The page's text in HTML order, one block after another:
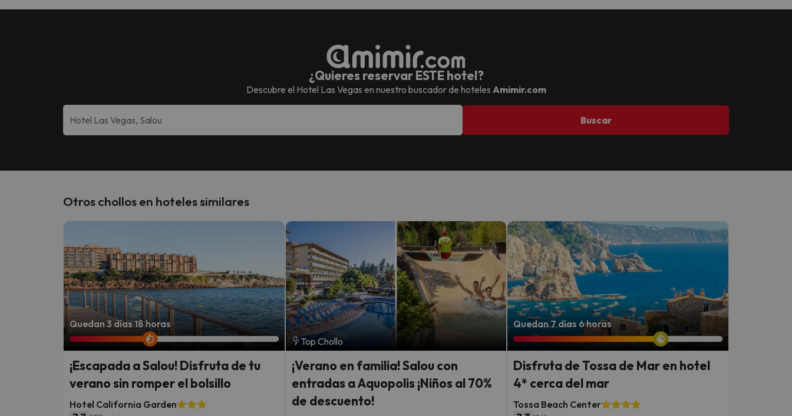
¿Quieres reservar ESTE hotel?
Descubre el Hotel Las Vegas en nuestro buscador de hoteles Amimir.com
Buscar
Otros chollos en hoteles similares
Quedan 3 días 18 horas
¡Escapada a Salou! Disfruta de tu
verano sin romper el bolsillo
Hotel California Garden
Top Chollo
¡Verano en familia! Salou con
entradas a Aquopolis ¡Niños al 70%
de descuento!
Quedan 7 días 6 horas
Disfruta de Tossa de Mar en hotel
4* cerca del mar
Tossa Beach Center